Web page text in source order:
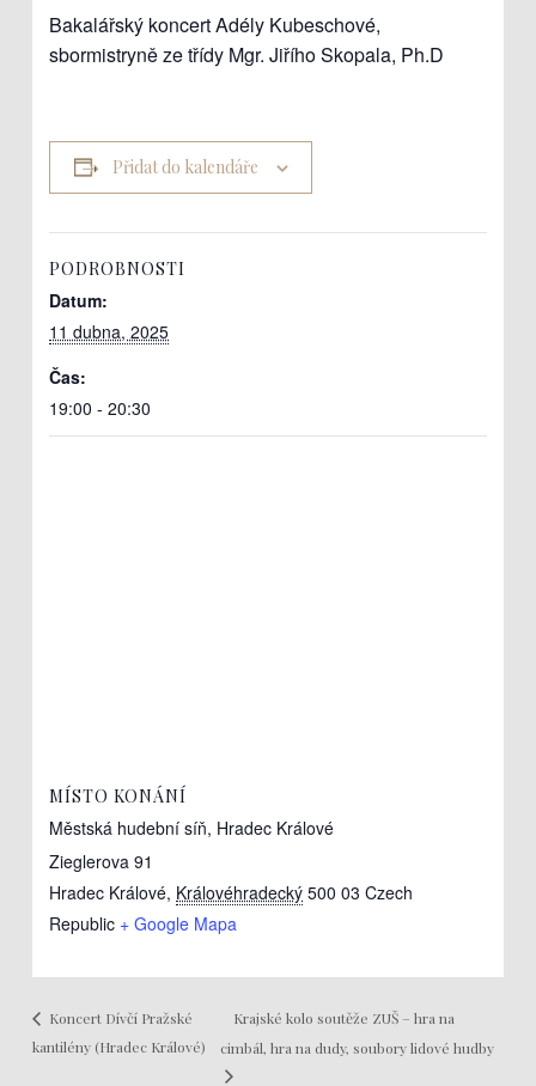
Bakalářský koncert Adély Kubeschové,
sbormistryně ze třídy Mgr. Jiřího Skopala, Ph.D
Přidat do kalendáře
PODROBNOSTI
Datum:
11 dubna, 2025
Čas:
19:00 - 20:30
MÍSTO KONÁNÍ
Městská hudební síň, Hradec Králové
Zieglerova 91
Hradec Králové, Královéhradecký 500 03 Czech
Republic + Google Mapa
Koncert Dívčí Pražské
kantilény (Hradec Králové)
Krajské kolo soutěže ZUŠ – hra na
cimbál, hra na dudy, soubory lidové hudby